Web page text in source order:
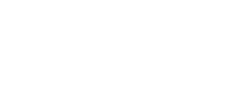
untuk pembelian produk ini: